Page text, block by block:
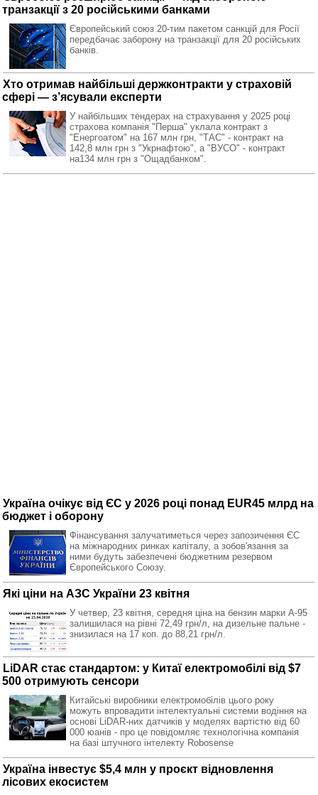
транзакції з 20 російськими банками
Європейський союз 20-тим пакетом санкцій для Росії
передбачає заборону на транзакції для 20 російських
банків.
Хто отримав найбільші держконтракти у страховій
сфері — з’ясували експерти
У найбільших тендерах на страхування у 2025 році
страхова компанія "Перша" уклала контракт з
"Енергоатом" на 167 млн грн, "ТАС" - контракт на
142,8 млн грн з "Укрнафтою", а "ВУСО" - контракт
на134 млн грн з "Ощадбанком".
Україна очікує від ЄС у 2026 році понад EUR45 млрд на
бюджет і оборону
Фінансування залучатиметься через запозичення ЄС
на міжнародних ринках капіталу, а зобов'язання за
ними будуть забезпечені бюджетним резервом
Європейського Союзу.
Які ціни на АЗС України 23 квітня
У четвер, 23 квітня, середня ціна на бензин марки А-95
залишилася на рівні 72,49 грн/л, на дизельне пальне -
знизилася на 17 коп. до 88,21 грн/л.
LiDAR стає стандартом: у Китаї електромобілі від $7
500 отримують сенсори
Китайські виробники електромобілів цього року
можуть впровадити інтелектуальні системи водіння на
основі LiDAR-них датчиків у моделях вартістю від 60
000 юанів - про це повідомляє технологічна компанія
на базі штучного інтелекту Robosense
Україна інвестує $5,4 млн у проєкт відновлення
лісових екосистем